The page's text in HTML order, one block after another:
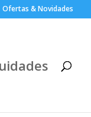
Ofertas & Novidades